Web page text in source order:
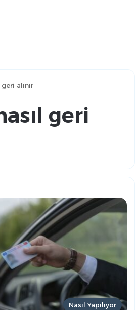
alınır
geri
Nasıl Yapılıyor